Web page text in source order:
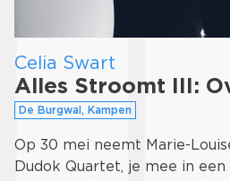
Celia Swart
Alles Stroomt III:
De Burgwal, Kampen
Op 30 mei neemt Marie-
Dudok Quartet, je mee in